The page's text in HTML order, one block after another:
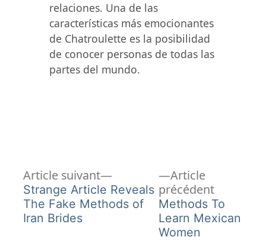
relaciones. Una de las
características más emocionantes
de Chatroulette es la posibilidad
de conocer personas de todas las
partes del mundo.
Navigation
de
l’article
Article
précédentArticle
Methods To
Learn Mexican
Women
Article suivant
Article
suivant :
Strange Article Reveals
The Fake Methods of
Iran Brides